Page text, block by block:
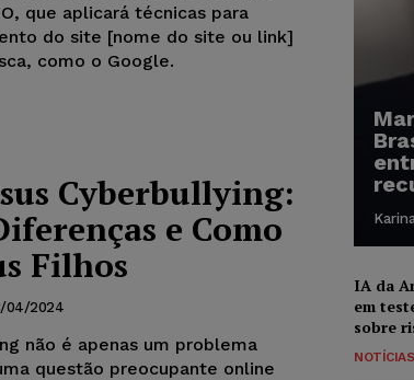
que aplicará técnicas para
do site [nome do site ou link]
como o Google.
Cyberbullying:
e Como
Filhos
04/2024
não é apenas um problema
questão preocupante online
IA da
em
sobre
NOTÍCIAS